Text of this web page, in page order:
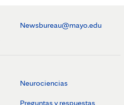
Newsbureau@mayo.edu
Neurociencias
Preguntas y respuestas